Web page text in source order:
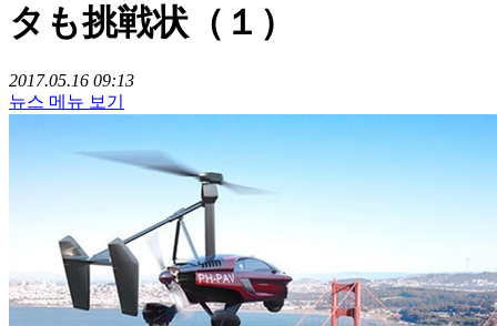
タも挑戦状（１）
2017.05.16 09:13
뉴스 메뉴 보기